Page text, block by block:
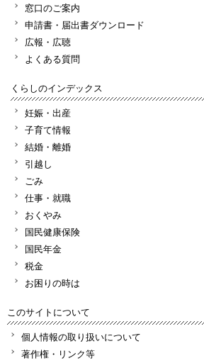
窓口のご案内
申請書・届出書ダウンロード
広報・広聴
よくある質問
くらしのインデックス
妊娠・出産
子育て情報
結婚・離婚
引越し
ごみ
仕事・就職
おくやみ
国民健康保険
国民年金
税金
お困りの時は
このサイトについて
個人情報の取り扱いについて
著作権・リンク等